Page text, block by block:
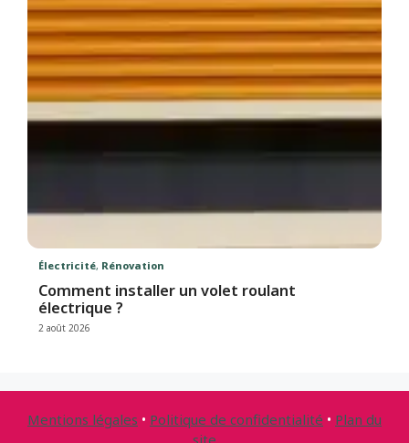
Électricité, Rénovation
Comment installer un volet roulant
électrique ?
2 août 2026
Mentions légales • Politique de confidentialité • Plan du